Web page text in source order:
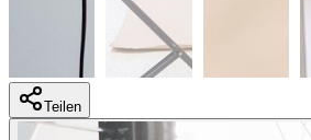
Teilen